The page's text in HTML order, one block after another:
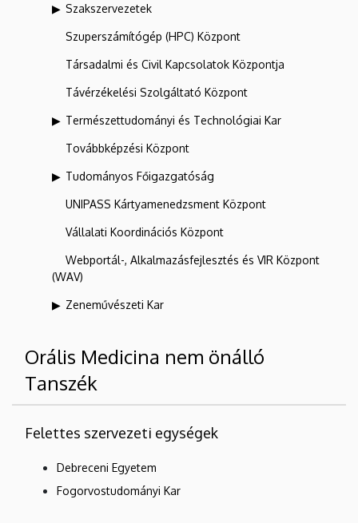
Szakszervezetek
Szuperszámítógép (HPC) Központ
Társadalmi és Civil Kapcsolatok Központja
Távérzékelési Szolgáltató Központ
Természettudományi és Technológiai Kar
Továbbképzési Központ
Tudományos Főigazgatóság
UNIPASS Kártyamenedzsment Központ
Vállalati Koordinációs Központ
Webportál-, Alkalmazásfejlesztés és VIR Központ
(WAV)
Zeneművészeti Kar
Orális Medicina nem önálló
Tanszék
Felettes szervezeti egységek
Debreceni Egyetem
Fogorvostudományi Kar